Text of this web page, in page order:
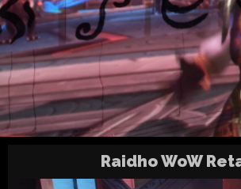
Raidho WoW